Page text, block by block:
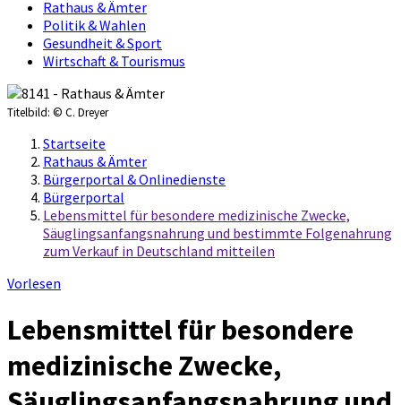
Rathaus & Ämter
Politik & Wahlen
Gesundheit & Sport
Wirtschaft & Tourismus
Titelbild: © C. Dreyer
Startseite
Rathaus & Ämter
Bürgerportal & Onlinedienste
Bürgerportal
Lebensmittel für besondere medizinische Zwecke,
Säuglingsanfangsnahrung und bestimmte Folgenahrung
zum Verkauf in Deutschland mitteilen
Vorlesen
Lebensmittel für besondere
medizinische Zwecke,